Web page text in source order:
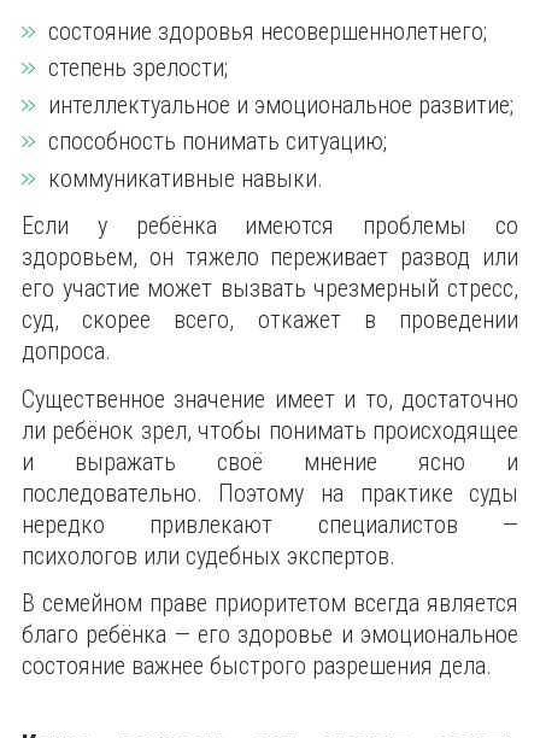
состояние здоровья несовершеннолетнего;
степень зрелости;
интеллектуальное и эмоциональное развитие;
способность понимать ситуацию;
коммуникативные навыки.
Если у ребёнка имеются проблемы со
здоровьем, он тяжело переживает развод или
его участие может вызвать чрезмерный стресс,
суд, скорее всего, откажет в проведении
допроса.
Существенное значение имеет и то, достаточно
ли ребёнок зрел, чтобы понимать происходящее
и выражать своё мнение ясно и
последовательно. Поэтому на практике суды
нередко привлекают специалистов —
психологов или судебных экспертов.
В семейном праве приоритетом всегда является
благо ребёнка — его здоровье и эмоциональное
состояние важнее быстрого разрешения дела.